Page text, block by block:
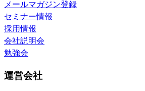
メールマガジン登録
セミナー情報
採用情報
会社説明会
勉強会
運営会社